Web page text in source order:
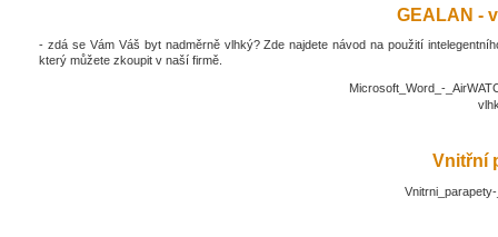
GEALAN -
- zdá se Vám Váš byt nadměrně vlhký? Zde najdete návod na použití
který můžete zkoupit v naší firmě.
Microsoft_Word_-
Vnitřní